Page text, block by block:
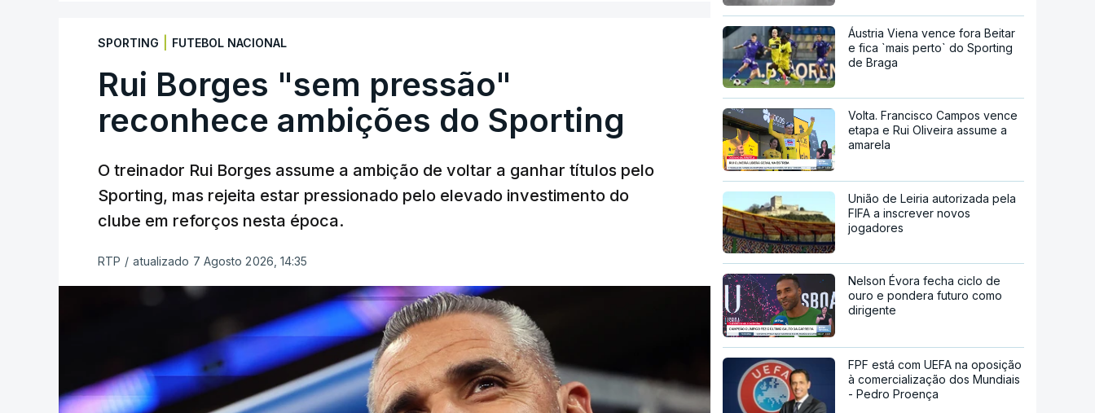
SPORTING FUTEBOL NACIONAL
Rui Borges "sem pressão"
reconhece ambições do Sporting
O treinador Rui Borges assume a ambição de voltar a ganhar títulos pelo
Sporting, mas rejeita estar pressionado pelo elevado investimento do
clube em reforços nesta época.
RTP / atualizado 7 Agosto 2026, 14:35
Áustria Viena vence fora Beitar
e fica `mais perto` do Sporting
de Braga
Volta. Francisco Campos vence
etapa e Rui Oliveira assume a
amarela
União de Leiria autorizada pela
FIFA a inscrever novos
jogadores
Nelson Évora fecha ciclo de
ouro e pondera futuro como
dirigente
FPF está com UEFA na oposição
à comercialização dos Mundiais
- Pedro Proença